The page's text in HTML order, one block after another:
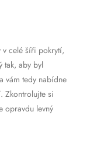
v celé šíři pokrytí,
tak, aby byl
vám tedy nabídne
Zkontrolujte si
opravdu levný